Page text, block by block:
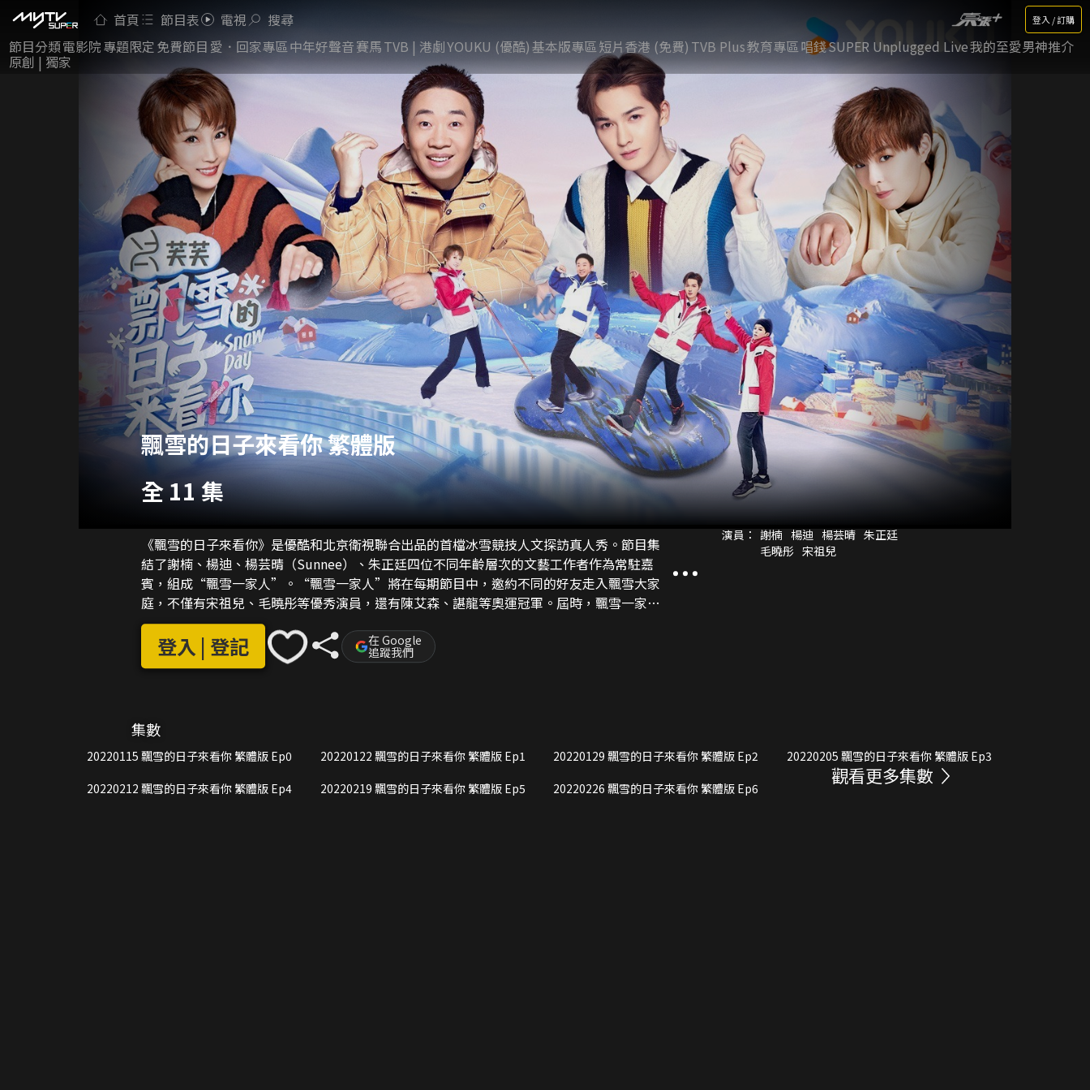
首頁 節目表 電視 搜尋 登入 / 訂購
節目分類電影院專題限定 免費節目 愛．回家專區中年好聲音賽馬TVB | 港劇YOUKU (優酷)基本版專區短片香港 (免費) TVB Plus教育專區唱錢SUPER Unplugged Live我的至愛男神推介
原創 | 獨家
飄雪的日子來看你 繁體版
全 11 集
《飄雪的日子來看你》是優酷和北京衛視聯合出品的首檔冰雪競技人文探訪真人秀。節目集
結了謝楠、楊迪、楊芸晴（Sunnee）、朱正廷四位不同年齡層次的文藝工作者作為常駐嘉
賓，組成“飄雪一家人”。“飄雪一家人”將在每期節目中，邀約不同的好友走入飄雪大家
庭，不僅有宋祖兒、毛曉彤等優秀演員，還有陳艾森、諶龍等奧運冠軍。屆時，飄雪一家人
將在“帶動三億人蔘與冰雪運動”的引領下，圍繞冬奧幕後故事的主人公所帶來相關的冰雪
體驗，展開沉浸式的趣味比拼；他們還會走入冬奧幕後人物的生活場景，進行實地探訪；嘉
賓們還將分享彼此的冰雪故事和情結，展現不同年齡、不同地域的冰雪記憶。在內容製作和
化，感受冬奧魅力。節目不僅能讓觀眾瞭解到冬奧會背後的百態人生，還展現了冰雪運動的
競技之美，更為每一位冬奧會的參與者、守護者的夢想與拼搏點贊。
登入 | 登記 在 Google
追蹤我們
演員： 謝楠 楊迪 楊芸晴 朱正廷
毛曉彤 宋祖兒
集數
20220115 飄雪的日子來看你 繁體版 Ep0 20220122 飄雪的日子來看你 繁體版 Ep1 20220129 飄雪的日子來看你 繁體版 Ep2
20220205 飄雪的日子來看你 繁體版 Ep3
20220212 飄雪的日子來看你 繁體版 Ep4
20220219 飄雪的日子來看你 繁體版 Ep5 20220226 飄雪的日子來看你 繁體版 Ep6
觀看更多集數